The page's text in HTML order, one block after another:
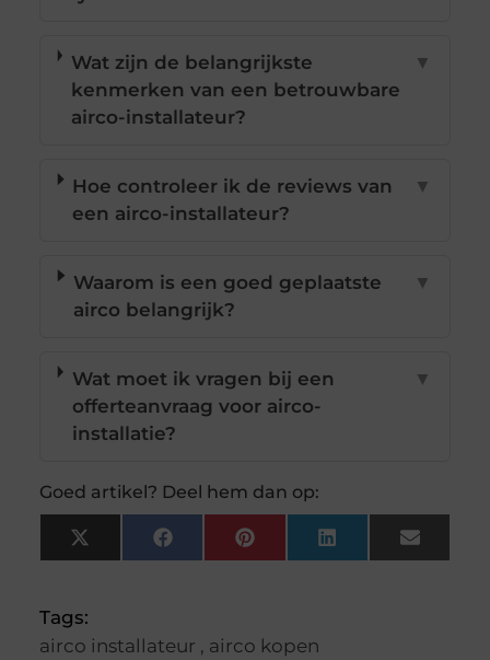
Wat zijn de belangrijkste
kenmerken van een betrouwbare
airco-installateur?
▼
Hoe controleer ik de reviews van
een airco-installateur?
▼
Waarom is een goed geplaatste
airco belangrijk?
▼
Wat moet ik vragen bij een
offerteanvraag voor airco-
installatie?
▼
Goed artikel? Deel hem dan op:
X
(Twitter)
FacebookPinterestLinkedInEmail
Tags:
airco installateur , airco kopen